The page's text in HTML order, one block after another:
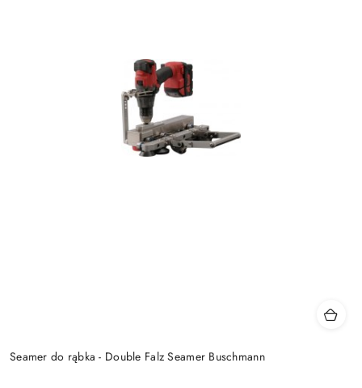
Seamer do rąbka - Double Falz Seamer Buschmann